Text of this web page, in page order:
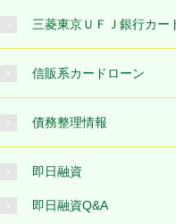
三菱東京ＵＦＪ銀行カー
信販系カードローン
債務整理情報
即日融資
即日融資Q&A